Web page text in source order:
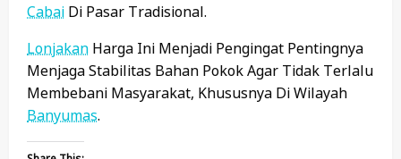
Cabai Di Pasar Tradisional.
Lonjakan Harga Ini Menjadi Pengingat Pentingnya
Menjaga Stabilitas Bahan Pokok Agar Tidak Terlalu
Membebani Masyarakat, Khususnya Di Wilayah
Banyumas.